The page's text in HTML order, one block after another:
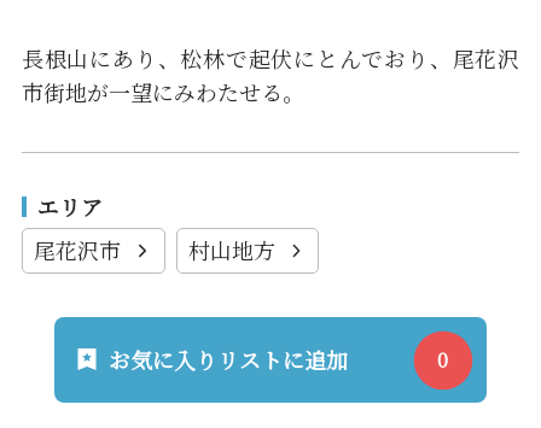
長根山にあり、松林で起伏にとんでおり、尾花沢
市街地が一望にみわたせる。
エリア
尾花沢市
村山地方
お気に入りリストに追加